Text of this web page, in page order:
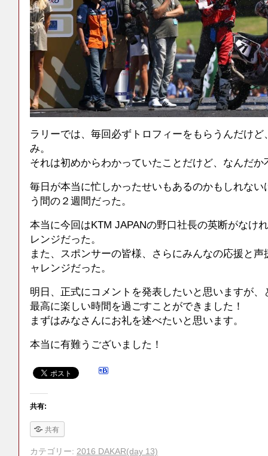
ラリーでは、毎回必ずトロフィーをもらうんだけ
み。
それは初めからわかっていたことだけど、なんだ
毎日が本当に忙しかったせいもあるのかもしれな
う間の２週間だった。
本当に今回はKTM JAPANの野口社長の英断がなけ
レンジだった。
また、スポンサーの皆様、さらにみんなの応援と
ャレンジだった。
明日、正式にコメントを発表したいと思いますが
最高に楽しい時間を過ごすことができました！
まずはみなさんにお礼を述べたいと思います。
本当に有難うございました！
共有:
共有
カテゴリー: 2016 DAKAR(day 13)